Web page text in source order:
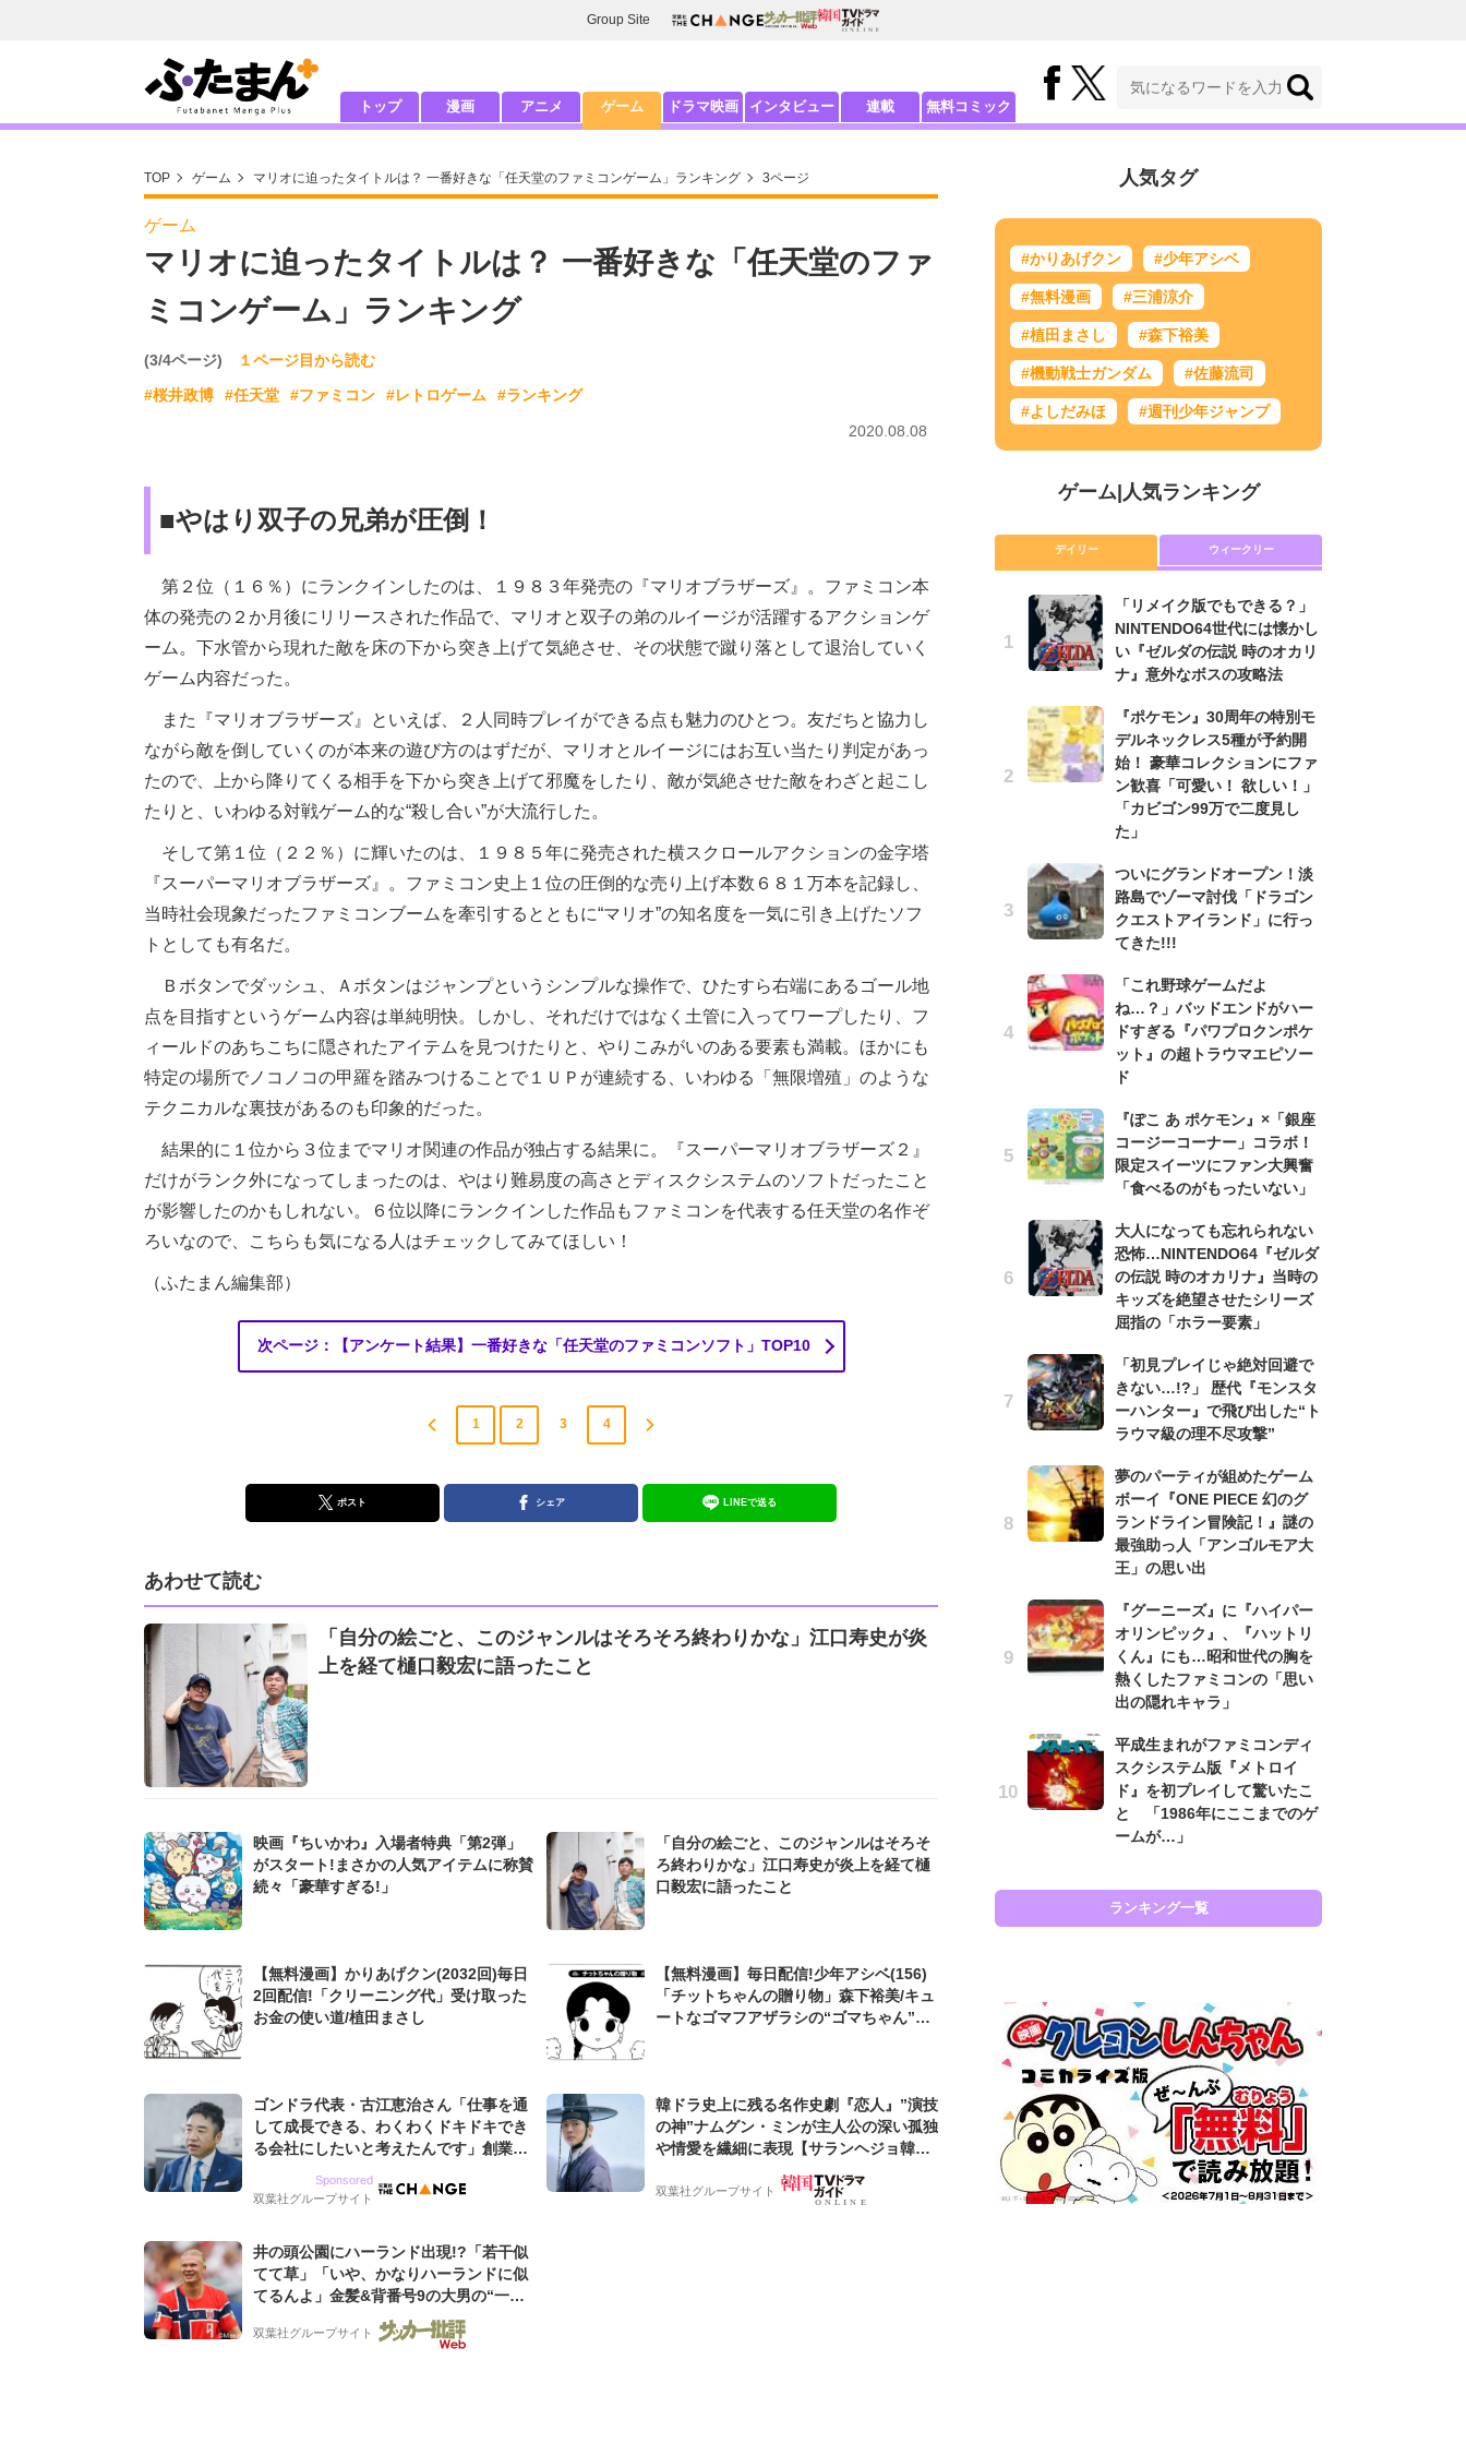
Group Site
トップ 漫画 アニメ ゲーム ドラマ映画 インタビュー 連載 無料コミック
TOP ゲーム マリオに迫ったタイトルは？ 一番好きな「任天堂のファミコンゲーム」ランキング 3ページ
ゲーム
マリオに迫ったタイトルは？ 一番好きな「任天堂のファ
ミコンゲーム」ランキング
(3/4ページ)
１ページ目から読む
#桜井政博
#任天堂 #ファミコン #レトロゲーム #ランキング
2020.08.08
■やはり双子の兄弟が圧倒！
第２位（１６％）にランクインしたのは、１９８３年発売の『マリオブラザーズ』。ファミコン本
体の発売の２か月後にリリースされた作品で、マリオと双子の弟のルイージが活躍するアクションゲ
ーム。下水管から現れた敵を床の下から突き上げて気絶させ、その状態で蹴り落として退治していく
ゲーム内容だった。
また『マリオブラザーズ』といえば、２人同時プレイができる点も魅力のひとつ。友だちと協力し
ながら敵を倒していくのが本来の遊び方のはずだが、マリオとルイージにはお互い当たり判定があっ
たので、上から降りてくる相手を下から突き上げて邪魔をしたり、敵が気絶させた敵をわざと起こし
たりと、いわゆる対戦ゲーム的な“殺し合い”が大流行した。
そして第１位（２２％）に輝いたのは、１９８５年に発売された横スクロールアクションの金字塔
『スーパーマリオブラザーズ』。ファミコン史上１位の圧倒的な売り上げ本数６８１万本を記録し、
当時社会現象だったファミコンブームを牽引するとともに“マリオ”の知名度を一気に引き上げたソフ
トとしても有名だ。
Ｂボタンでダッシュ、Ａボタンはジャンプというシンプルな操作で、ひたすら右端にあるゴール地
点を目指すというゲーム内容は単純明快。しかし、それだけではなく土管に入ってワープしたり、フ
ィールドのあちこちに隠されたアイテムを見つけたりと、やりこみがいのある要素も満載。ほかにも
特定の場所でノコノコの甲羅を踏みつけることで１ＵＰが連続する、いわゆる「無限増殖」のような
テクニカルな裏技があるのも印象的だった。
結果的に１位から３位までマリオ関連の作品が独占する結果に。『スーパーマリオブラザーズ２』
だけがランク外になってしまったのは、やはり難易度の高さとディスクシステムのソフトだったこと
が影響したのかもしれない。６位以降にランクインした作品もファミコンを代表する任天堂の名作ぞ
ろいなので、こちらも気になる人はチェックしてみてほしい！
（ふたまん編集部）
次ページ：【アンケート結果】一番好きな「任天堂のファミコンソフト」TOP10
1 2 3 4
ポスト シェア LINEで送る
あわせて読む
「自分の絵ごと、このジャンルはそろそろ終わりかな」江口寿史が炎
上を経て樋口毅宏に語ったこと
映画『ちいかわ』入場者特典「第2弾」
がスタート!まさかの人気アイテムに称賛
続々「豪華すぎる!」
「自分の絵ごと、このジャンルはそろそ
ろ終わりかな」江口寿史が炎上を経て樋
口毅宏に語ったこと
【無料漫画】かりあげクン(2032回)毎日
2回配信!「クリーニング代」受け取った
お金の使い道/植田まさし
【無料漫画】毎日配信!少年アシベ(156)
「チットちゃんの贈り物」森下裕美/キュ
ートなゴマフアザラシの“ゴマちゃん”を
ゴンドラ代表・古江恵治さん「仕事を通
して成長できる、わくわくドキドキでき
る会社にしたいと考えたんです」創業来
グ会社のアイデンティティ
Sponsored
双葉社グループサイト
韓ドラ史上に残る名作史劇『恋人』”演技
の神”ナムグン・ミンが主人公の深い孤独
や情愛を繊細に表現【サランヘジョ韓ド
双葉社グループサイト
井の頭公園にハーランド出現!?「若干似
てて草」「いや、かなりハーランドに似
てるんよ」金髪&背番号9の大男の“一人
バイキング・ロー”映像が話題!「元気を
もらった」
双葉社グループサイト
人気タグ
#かりあげクン #少年アシベ
#無料漫画 #三浦涼介
#植田まさし #森下裕美
#機動戦士ガンダム #佐藤流司
#よしだみほ #週刊少年ジャンプ
ゲーム| 人気ランキング
デイリー ウィークリー
「リメイク版でもできる？」
NINTENDO64世代には懐かし
い『ゼルダの伝説 時のオカリ
ナ』意外なボスの攻略法
『ポケモン』30周年の特別モ
デルネックレス5種が予約開
始！ 豪華コレクションにファ
ン歓喜「可愛い！ 欲しい！」
「カビゴン99万で二度見し
た」
ついにグランドオープン！淡
路島でゾーマ討伐「ドラゴン
クエストアイランド」に行っ
てきた!!!
「これ野球ゲームだよ
ね…？」バッドエンドがハー
ドすぎる『パワプロクンポケ
ット』の超トラウマエピソー
ド
『ぽこ あ ポケモン』×「銀座
コージーコーナー」コラボ！
限定スイーツにファン大興奮
「食べるのがもったいない」
大人になっても忘れられない
恐怖…NINTENDO64『ゼルダ
の伝説 時のオカリナ』当時の
キッズを絶望させたシリーズ
屈指の「ホラー要素」
「初見プレイじゃ絶対回避で
きない…!?」 歴代『モンスタ
ーハンター』で飛び出した“ト
ラウマ級の理不尽攻撃”
夢のパーティが組めたゲーム
ボーイ『ONE PIECE 幻のグ
ランドライン冒険記！』謎の
最強助っ人「アンゴルモア大
王」の思い出
『グーニーズ』に『ハイパー
オリンピック』、『ハットリ
くん』にも…昭和世代の胸を
熱くしたファミコンの「思い
出の隠れキャラ」
平成生まれがファミコンディ
スクシステム版『メトロイ
ド』を初プレイして驚いたこ
と 「1986年にここまでのゲ
ームが…」
ランキング一覧